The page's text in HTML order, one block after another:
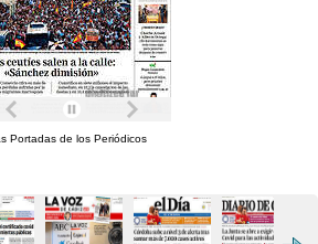
Portadas de los Periódicos